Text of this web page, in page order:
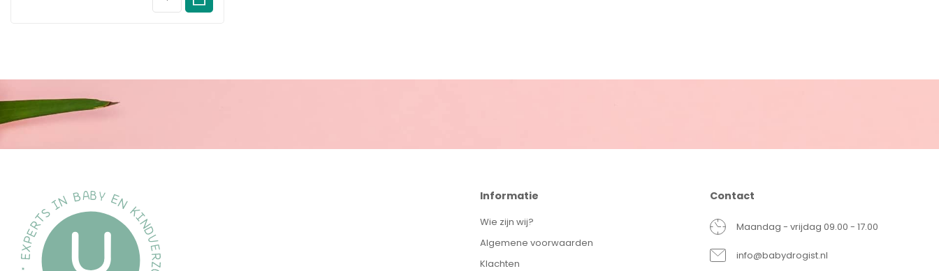
Informatie
Wie zijn wij?
Algemene voorwaarden
Klachten
Contact
Maandag - vrijdag 09.00 - 17.00
info@babydrogist.nl